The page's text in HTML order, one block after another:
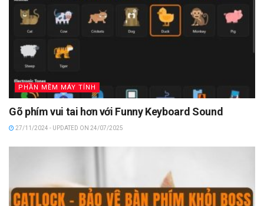
PHẦN MỀM MÁY TÍNH
Gõ phím vui tai hơn với Funny Keyboard Sound
27/11/2024 - UPDATED ON 24/07/2025